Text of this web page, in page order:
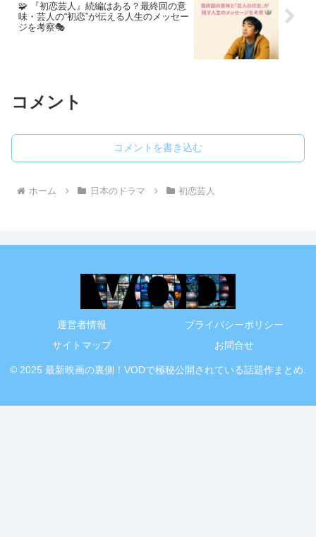
🧩 『初恋芸人』続編はある？最終回の意
味・芸人の“初恋”が伝える人生のメッセー
ジを考察🎭
コメント
コメントを書き込む
ホーム 日本のドラマ 初恋芸人
運営者情報
プライバシーポリシー
サイトマップ
お問合せ
© 2025 最新映画の裏側！VODで極秘公開されている話題作まとめ.